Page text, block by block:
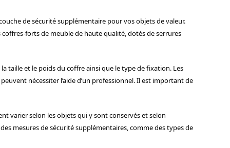
de sécurité supplémentaire pour vos objets de valeur.
forts de meuble de haute qualité, dotés de serrures
taille et le poids du coffre ainsi que le type de fixation. Les
nécessiter l’aide d’un professionnel. Il est important de
varier selon les objets qui y sont conservés et selon
mesures de sécurité supplémentaires, comme des types de